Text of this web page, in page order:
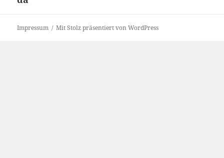
Impressum Mit Stolz präsentiert von WordPress